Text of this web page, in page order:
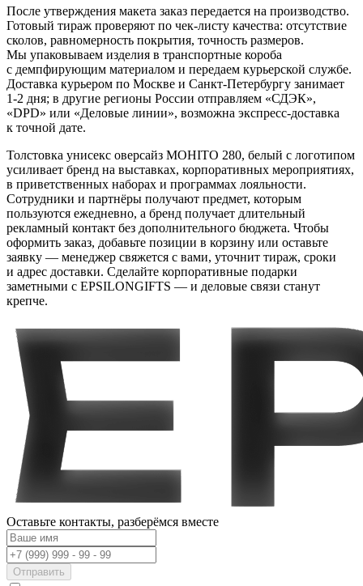
После утверждения макета заказ передается на производство.
Готовый тираж проверяют по чек-листу качества: отсутствие
сколов, равномерность покрытия, точность размеров.
Мы упаковываем изделия в транспортные короба
с демпфирующим материалом и передаем курьерской службе.
Доставка курьером по Москве и Санкт-Петербургу занимает
1-2 дня; в другие регионы России отправляем «СДЭК»,
«DPD» или «Деловые линии», возможна экспресс-доставка
к точной дате.
Толстовка унисекс оверсайз MOHITO 280, белый с логотипом
усиливает бренд на выставках, корпоративных мероприятиях,
в приветственных наборах и программах лояльности.
Сотрудники и партнёры получают предмет, которым
пользуются ежедневно, а бренд получает длительный
рекламный контакт без дополнительного бюджета. Чтобы
оформить заказ, добавьте позиции в корзину или оставьте
заявку — менеджер свяжется с вами, уточнит тираж, сроки
и адрес доставки. Сделайте корпоративные подарки
заметными с EPSILONGIFTS — и деловые связи станут
крепче.
Оставьте контакты, разберёмся вместе
Отправить